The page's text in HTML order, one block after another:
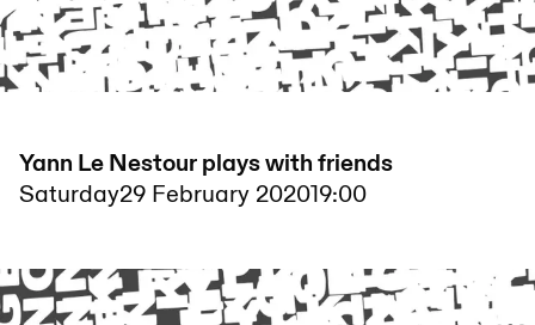
Yann Le Nestour plays with friends
Saturday29 February 202019:00